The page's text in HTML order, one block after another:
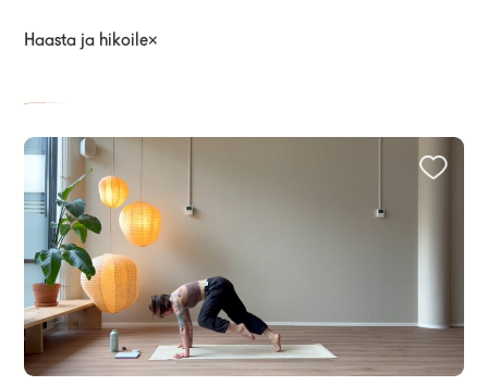
Haasta ja hikoile×